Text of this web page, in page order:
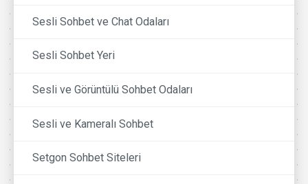
Sesli Sohbet ve Chat Odaları
Sesli Sohbet Yeri
Sesli ve Görüntülü Sohbet Odaları
Sesli ve Kameralı Sohbet
Setgon Sohbet Siteleri